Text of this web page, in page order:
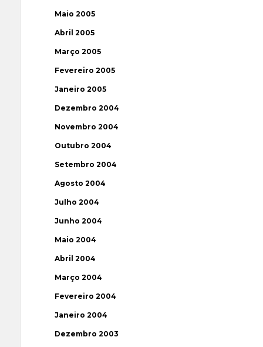
Maio 2005
Abril 2005
Março 2005
Fevereiro 2005
Janeiro 2005
Dezembro 2004
Novembro 2004
Outubro 2004
Setembro 2004
Agosto 2004
Julho 2004
Junho 2004
Maio 2004
Abril 2004
Março 2004
Fevereiro 2004
Janeiro 2004
Dezembro 2003